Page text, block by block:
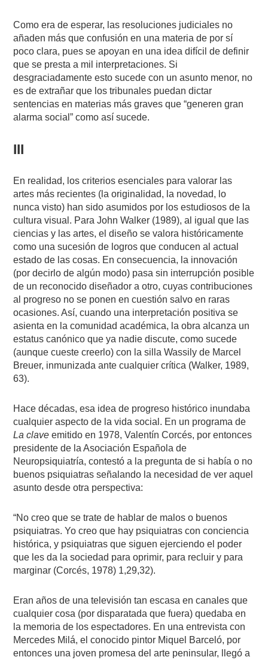
Como era de esperar, las resoluciones judiciales no
añaden más que confusión en una materia de por sí
poco clara, pues se apoyan en una idea difícil de definir
que se presta a mil interpretaciones. Si
desgraciadamente esto sucede con un asunto menor, no
es de extrañar que los tribunales puedan dictar
sentencias en materias más graves que “generen gran
alarma social” como así sucede.
III
En realidad, los criterios esenciales para valorar las
artes más recientes (la originalidad, la novedad, lo
nunca visto) han sido asumidos por los estudiosos de la
cultura visual. Para John Walker (1989), al igual que las
ciencias y las artes, el diseño se valora históricamente
como una sucesión de logros que conducen al actual
estado de las cosas. En consecuencia, la innovación
(por decirlo de algún modo) pasa sin interrupción posible
de un reconocido diseñador a otro, cuyas contribuciones
al progreso no se ponen en cuestión salvo en raras
ocasiones. Así, cuando una interpretación positiva se
asienta en la comunidad académica, la obra alcanza un
estatus canónico que ya nadie discute, como sucede
(aunque cueste creerlo) con la silla Wassily de Marcel
Breuer, inmunizada ante cualquier crítica (Walker, 1989,
63).
Hace décadas, esa idea de progreso histórico inundaba
cualquier aspecto de la vida social. En un programa de
La clave emitido en 1978, Valentín Corcés, por entonces
presidente de la Asociación Española de
Neuropsiquiatría, contestó a la pregunta de si había o no
buenos psiquiatras señalando la necesidad de ver aquel
asunto desde otra perspectiva:
“No creo que se trate de hablar de malos o buenos
psiquiatras. Yo creo que hay psiquiatras con conciencia
histórica, y psiquiatras que siguen ejerciendo el poder
que les da la sociedad para oprimir, para recluir y para
marginar (Corcés, 1978) 1,29,32).
Eran años de una televisión tan escasa en canales que
cualquier cosa (por disparatada que fuera) quedaba en
la memoria de los espectadores. En una entrevista con
Mercedes Milá, el conocido pintor Miquel Barceló, por
entonces una joven promesa del arte peninsular, llegó a